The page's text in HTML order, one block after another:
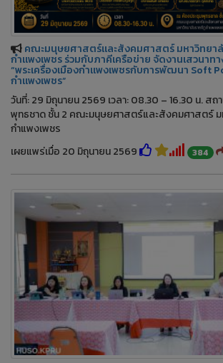
คณะมนุษยศาสตร์และสังคมศาสตร์ มหาวิทยา
กำแพงเพชร ร่วมกับภาคีเครือข่าย จัดงานเสวนาท
“พระเครื่องเมืองกำแพงเพชรกับการพัฒนา Soft
กำแพงเพชร”
วันที่: 29 มิถุนายน 2569 เวลา: 08.30 – 16.30 น. สถ
พุทธชาด ชั้น 2 คณะมนุษยศาสตร์และสังคมศาสตร์
กำแพงเพชร
เผยแพร่เมื่อ 20 มิถุนายน 2569
384